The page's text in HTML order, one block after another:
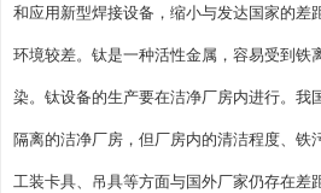
和应用新型焊接设备，缩小与发达国家的差
环境较差。钛是一种活性金属，容易受到铁
染。钛设备的生产要在洁净厂房内进行。我
隔离的洁净厂房，但厂房内的清洁程度、铁
工装卡具、吊具等方面与国外厂家仍存在差